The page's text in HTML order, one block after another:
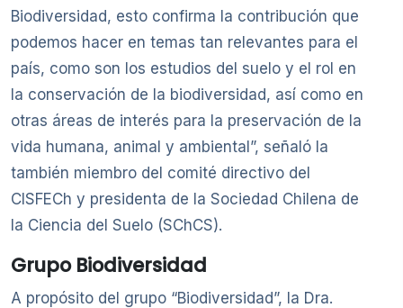
Biodiversidad, esto confirma la contribución que
podemos hacer en temas tan relevantes para el
país, como son los estudios del suelo y el rol en
la conservación de la biodiversidad, así como en
otras áreas de interés para la preservación de la
vida humana, animal y ambiental”, señaló la
también miembro del comité directivo del
CISFECh y presidenta de la Sociedad Chilena de
la Ciencia del Suelo (SChCS).
Grupo Biodiversidad
A propósito del grupo “Biodiversidad”, la Dra.